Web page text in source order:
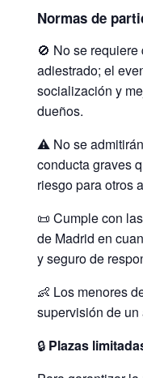
Normas de
🚫 No se
adiestrado; el
socialización y
dueños.
⚠️ No se
conducta graves
riesgo para otros
📜 Cumple con
de Madrid en
y seguro de
👶 Los menores
supervisión de un
🔒 Plazas